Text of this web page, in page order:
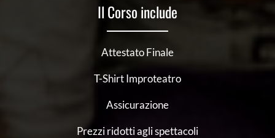
Il Corso include
Attestato Finale
T-Shirt Improteatro
Assicurazione
Prezzi ridotti agli spettacoli